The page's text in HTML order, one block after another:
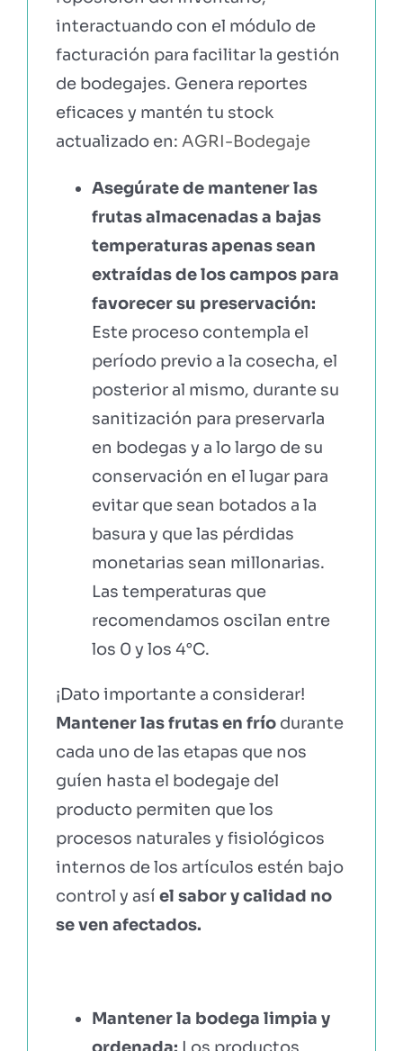
interactuando con el módulo de
facturación para facilitar la gestión
de bodegajes. Genera reportes
eficaces y mantén tu stock
actualizado en: AGRI-Bodegaje
Asegúrate de mantener las
frutas almacenadas a bajas
temperaturas apenas sean
extraídas de los campos para
favorecer su preservación:
Este proceso contempla el
período previo a la cosecha, el
posterior al mismo, durante su
sanitización para preservarla
en bodegas y a lo largo de su
conservación en el lugar para
evitar que sean botados a la
basura y que las pérdidas
monetarias sean millonarias.
Las temperaturas que
recomendamos oscilan entre
los 0 y los 4°C.
¡Dato importante a considerar!
Mantener las frutas en fríodurante
cada uno de las etapas que nos
guíen hasta el bodegaje del
producto permiten que los
procesos naturales y fisiológicos
internos de los artículos estén bajo
control y así el sabor y calidad no
se ven afectados.
Mantener la bodega limpia y